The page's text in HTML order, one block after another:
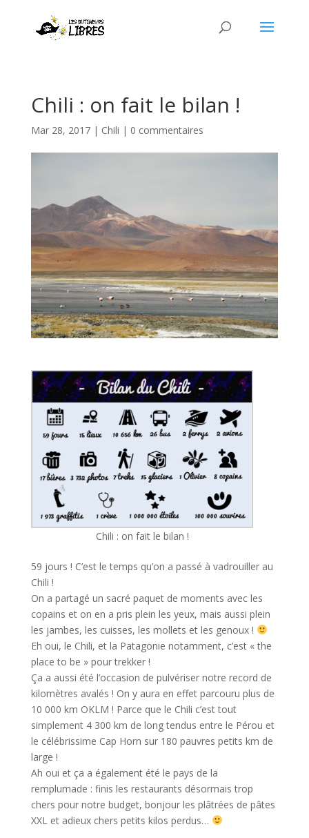
Chili : on fait le bilan !
Mar 28, 2017| Chili | 0 commentaires
Chili : on fait le bilan !
59 jours ! C’est le temps qu’on a passé à vadrouiller au
Chili !
On a partagé un sacré paquet de moments avec les
copains et on en a pris plein les yeux, mais aussi plein
les jambes, les cuisses, les mollets et les genoux !
Eh oui, le Chili, et la Patagonie notamment, c’est « the
place to be » pour trekker !
Ça a aussi été l’occasion de pulvériser notre record de
kilomètres avalés ! On y aura en effet parcouru plus de
10 000 km OKLM ! Parce que le Chili c’est tout
simplement 4 300 km de long tendus entre le Pérou et
le célébrissime Cap Horn sur 180 pauvres petits km de
large !
Ah oui et ça a également été le pays de la
remplumade : finis les restaurants désormais trop
chers pour notre budget, bonjour les plâtrées de pâtes
XXL et adieux chers petits kilos perdus…